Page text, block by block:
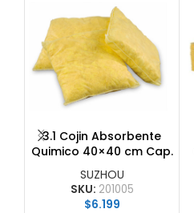
3.1 Cojin Absorbente
Quimico 40×40 cm Cap.
Absorcion 6 L
SUZHOU
SKU: 201005
$6.199